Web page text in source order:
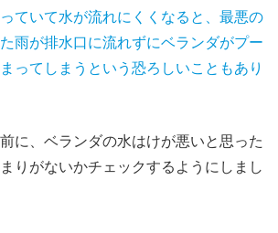
ていて水が流れにくくなると、最悪の
雨が排水口に流れずにベランダがプー
ってしまうという恐ろしいこともあり
に、ベランダの水はけが悪いと思った
りがないかチェックするようにしまし